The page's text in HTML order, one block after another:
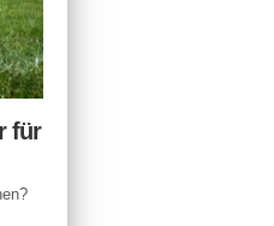
für